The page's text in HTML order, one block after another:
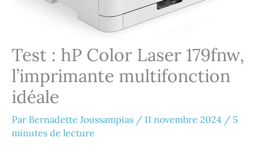
Test : hP Color Laser 179fnw,
l’imprimante multifonction
idéale
Par Bernadette Joussampias / 11 novembre 2024 / 5
minutes de lecture